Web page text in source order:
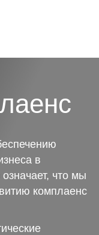
в
что мы
комплаенс